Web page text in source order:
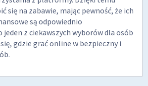
się na zabawie, mając pewność, że ich
są odpowiednio
jeden z ciekawszych wyborów dla osób
gdzie grać online w bezpieczny i